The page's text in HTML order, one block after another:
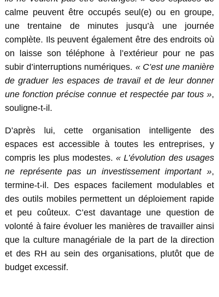
calme peuvent être occupés seul(e) ou en groupe,
une trentaine de minutes jusqu’à une journée
complète. Ils peuvent également être des endroits où
on laisse son téléphone à l’extérieur pour ne pas
subir d’interruptions numériques. « C’est une manière
de graduer les espaces de travail et de leur donner
une fonction précise connue et respectée par tous »,
souligne-t-il.
D’après lui, cette organisation intelligente des
espaces est accessible à toutes les entreprises, y
compris les plus modestes.« L’évolution des usages
ne représente pas un investissement important »,
termine-t-il. Des espaces facilement modulables et
des outils mobiles permettent un déploiement rapide
et peu coûteux. C’est davantage une question de
volonté à faire évoluer les manières de travailler ainsi
que la culture managériale de la part de la direction
et des RH au sein des organisations, plutôt que de
budget excessif.